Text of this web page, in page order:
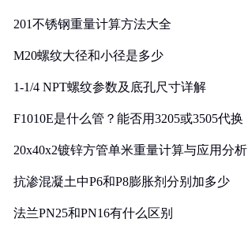
201不锈钢重量计算方法大全
M20螺纹大径和小径是多少
1-1/4 NPT螺纹参数及底孔尺寸详解
F1010E是什么管？能否用3205或3505代换
20x40x2镀锌方管单米重量计算与应用分析
抗渗混凝土中P6和P8膨胀剂分别加多少
法兰PN25和PN16有什么区别